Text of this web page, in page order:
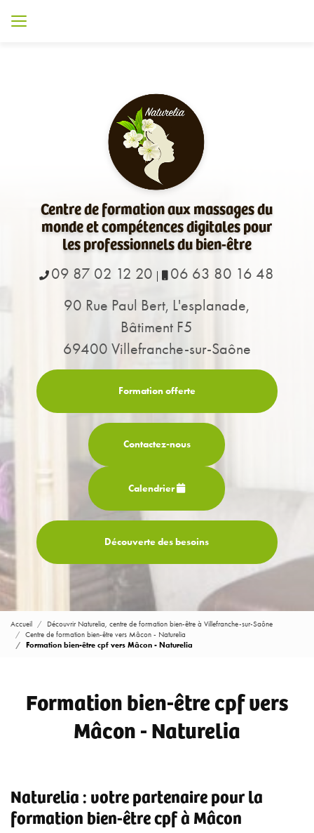
Centre de formation aux massages du
monde et compétences digitales pour
les professionnels du bien-être
09 87 02 12 20
06 63 80 16 48
90 Rue Paul Bert, L'esplanade,
Bâtiment F5
69400 Villefranche-sur-Saône
Formation offerte
Contactez-nous
Calendrier
Découverte des besoins
Accueil
Découvrir Naturelia, centre de formation bien-être à Villefranche-sur-Saône
Centre de formation bien-être vers Mâcon - Naturelia
Formation bien-être cpf vers Mâcon - Naturelia
Formation bien-être cpf vers
Mâcon - Naturelia
Naturelia : votre partenaire pour la
formation bien-être cpf à Mâcon